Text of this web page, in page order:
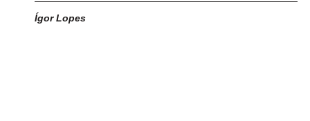
Ígor Lopes